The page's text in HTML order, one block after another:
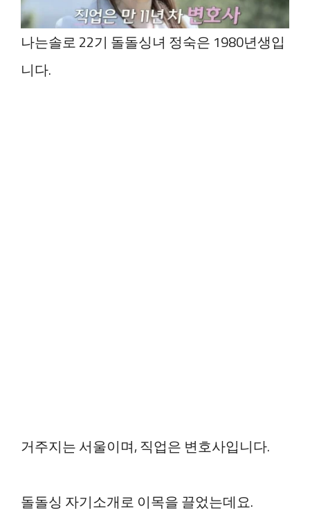
나는솔로 22기 돌돌싱녀 정숙은 1980년생입
니다.
거주지는 서울이며, 직업은 변호사입니다.
돌돌싱 자기소개로 이목을 끌었는데요.